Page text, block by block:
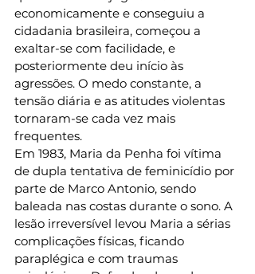
economicamente e conseguiu a
cidadania brasileira, começou a
exaltar-se com facilidade, e
posteriormente deu início às
agressões. O medo constante, a
tensão diária e as atitudes violentas
tornaram-se cada vez mais
frequentes.
Em 1983, Maria da Penha foi vítima
de dupla tentativa de feminicídio por
parte de Marco Antonio, sendo
baleada nas costas durante o sono. A
lesão irreversível levou Maria a sérias
complicações físicas, ficando
paraplégica e com traumas